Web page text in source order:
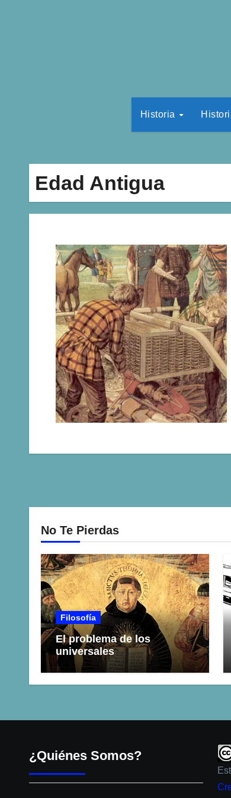
Historia
Edad Antigua
No Te Pierdas
Filosofía
El problema de los
universales
¿Quiénes Somos?